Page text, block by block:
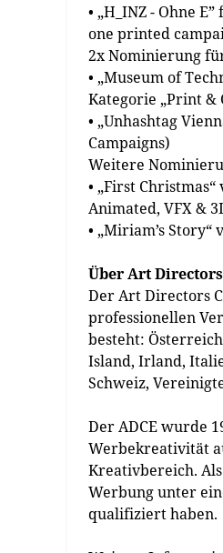
• „H_INZ - Ohne
one printed
2x Nominierung
• „Museum of
Kategorie „Print &
• „Unhashtag
Campaigns)
Weitere
• „First
Animated, VFX &
• „Miriam’s
Über Art Directors
Der Art Directors
professionellen
besteht:
Island, Irland,
Schweiz,
Der ADCE wurde
Werbekreativität
Kreativbereich.
Werbung unter
qualifiziert haben.